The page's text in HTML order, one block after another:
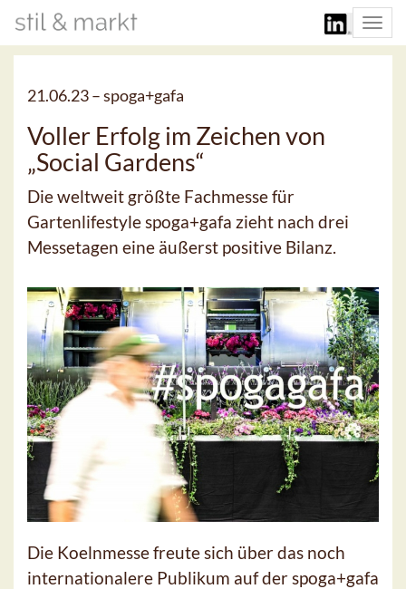
21.06.23 –spoga+gafa
Voller Erfolg im Zeichen von
„Social Gardens“
Die weltweit größte Fachmesse für
Gartenlifestyle spoga+gafa zieht nach drei
Messetagen eine äußerst positive Bilanz.
Die Koelnmesse freute sich über das noch
internationalere Publikum auf der spoga+gafa